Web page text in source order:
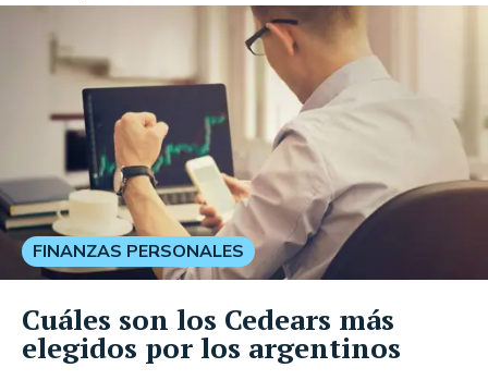
FINANZAS PERSONALES
Cuáles son los Cedears más
elegidos por los argentinos